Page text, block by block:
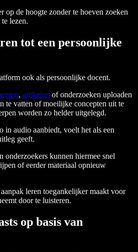
op de hoogte zonder te hoeven zoeken
lezen.
tot een persoonlijke
ook als persoonlijke docent.
, artikelen of onderzoeken uploaden
te vatten of moeilijke concepten uit te
worden zo helder uitgelegd.
in audio aanbiedt, voelt het als een
geeft.
onderzoekers kunnen hiermee snel
of eerder materiaal opnieuw
leren toegankelijker maakt voor
door te luisteren.
op basis van